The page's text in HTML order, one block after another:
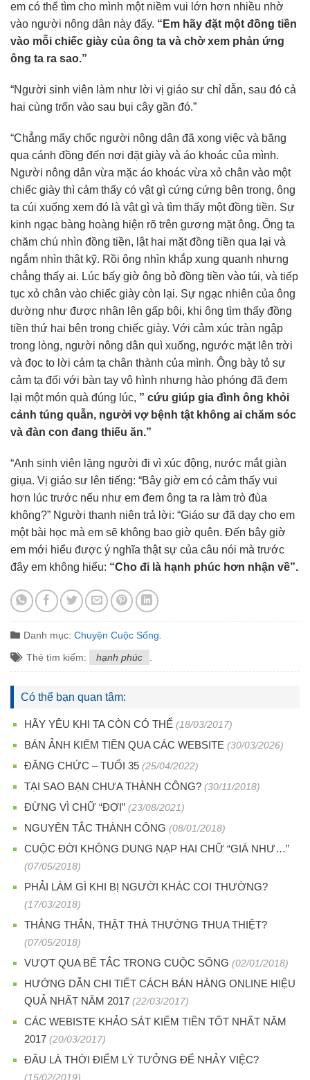
em có thể tìm cho mình một niềm vui lớn hơn nhiều nhờ
vào người nông dân này đấy. “Em hãy đặt một đồng tiền
vào mỗi chiếc giày của ông ta và chờ xem phản ứng
ông ta ra sao.”
“Người sinh viên làm như lời vị giáo sư chỉ dẫn, sau đó cả
hai cùng trốn vào sau bụi cây gần đó.”
“Chẳng mấy chốc người nông dân đã xong việc và băng
qua cánh đồng đến nơi đặt giày và áo khoác của mình.
Người nông dân vừa mặc áo khoác vừa xỏ chân vào một
chiếc giày thì cảm thấy có vật gì cứng cứng bên trong, ông
ta cúi xuống xem đó là vật gì và tìm thấy một đồng tiền. Sự
kinh ngạc bàng hoàng hiện rõ trên gương mặt ông. Ông ta
chăm chú nhìn đồng tiền, lật hai mặt đồng tiền qua lại và
ngắm nhìn thật kỹ. Rồi ông nhìn khắp xung quanh nhưng
chẳng thấy ai. Lúc bấy giờ ông bỏ đồng tiền vào túi, và tiếp
tục xỏ chân vào chiếc giày còn lại. Sự ngạc nhiên của ông
dường như được nhân lên gấp bội, khi ông tìm thấy đồng
tiền thứ hai bên trong chiếc giày. Với cảm xúc tràn ngập
trong lòng, người nông dân quì xuống, ngước mặt lên trời
và đọc to lời cảm tạ chân thành của mình. Ông bày tỏ sự
cảm tạ đối với bàn tay vô hình nhưng hào phóng đã đem
lại một món quà đúng lúc, ” cứu giúp gia đình ông khỏi
cảnh túng quẫn, người vợ bệnh tật không ai chăm sóc
và đàn con đang thiếu ăn.”
“Anh sinh viên lặng người đi vì xúc động, nước mắt giàn
giụa. Vị giáo sư lên tiếng: “Bây giờ em có cảm thấy vui
hơn lúc trước nếu như em đem ông ta ra làm trò đùa
không?” Người thanh niên trả lời: “Giáo sư đã dạy cho em
một bài học mà em sẽ không bao giờ quên. Đến bây giờ
em mới hiểu được ý nghĩa thật sự của câu nói mà trước
đây em không hiểu: “Cho đi là hạnh phúc hơn nhận về”.
Danh mục: Chuyện Cuộc Sống
Thẻ tìm kiếm:
hạnh phúc
Có thể bạn quan tâm:
HÃY YÊU KHI TA CÒN CÓ THỂ (18/03/2017)
BÁN ẢNH KIẾM TIỀN QUA CÁC WEBSITE (30/03/2026)
ĐĂNG CHỨC – TUỔI 35 (25/04/2022)
TẠI SAO BẠN CHƯA THÀNH CÔNG? (30/11/2018)
ĐỪNG VÌ CHỮ “ĐỢI” (23/08/2021)
NGUYÊN TẮC THÀNH CÔNG (08/01/2018)
CUỘC ĐỜI KHÔNG DUNG NẠP HAI CHỮ “GIÁ NHƯ…”
(07/05/2018)
PHẢI LÀM GÌ KHI BỊ NGƯỜI KHÁC COI THƯỜNG?
(17/03/2018)
THẲNG THẮN, THẬT THÀ THƯỜNG THUA THIỆT?
(07/05/2018)
VƯỢT QUA BẾ TẮC TRONG CUỘC SỐNG (02/01/2018)
HƯỚNG DẪN CHI TIẾT CÁCH BÁN HÀNG ONLINE HIỆU
QUẢ NHẤT NĂM 2017 (22/03/2017)
CÁC WEBISTE KHẢO SÁT KIẾM TIỀN TỐT NHẤT NĂM
2017 (20/03/2017)
ĐÂU LÀ THỜI ĐIỂM LÝ TƯỞNG ĐỂ NHẢY VIỆC?
(15/02/2019)